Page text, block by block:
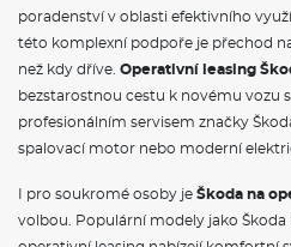
poradenství v oblasti efektivního
této komplexní podpoře je přechod
než kdy dříve. Operativní leasing
bezstarostnou cestu k novému vozu
profesionálním servisem značky
spalovací motor nebo moderní
I pro soukromé osoby je Škoda na
volbou. Populární modely jako Škoda